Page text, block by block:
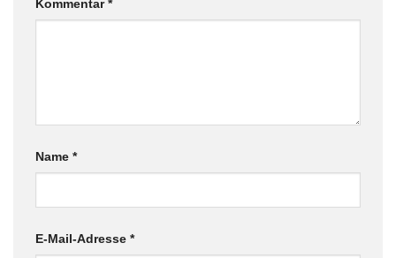
Kommentar*
Name *
E-Mail-Adresse *